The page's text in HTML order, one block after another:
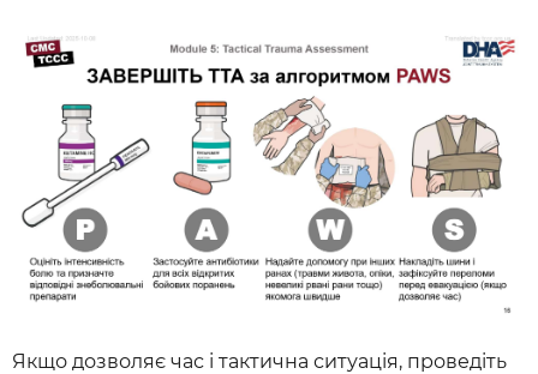
Якщо дозволяє час і тактична ситуація, проведіть